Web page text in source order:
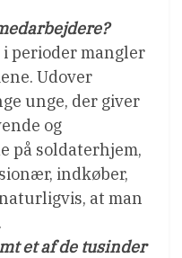
i perioder mangler
Udover
unge, der giver
og
på soldaterhjem,
indkøber,
at man
et af de tusinder